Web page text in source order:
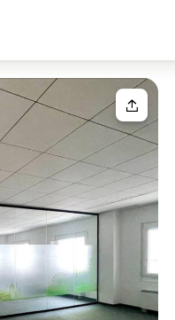
Ihre Anfrage
Ihre Nachricht
Anrede
wir finden Ihre
lassen